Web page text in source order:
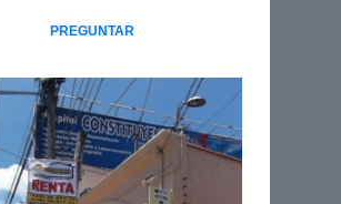
PREGUNTAR